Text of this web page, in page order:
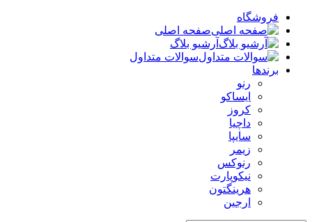
فروشگاه
صفحه اصلی
آرشیو بلاگ
سوالات متداول
برندها
رنو
ایساکو
کروز
داچیا
سایپا
زیمر
رنوکس
نیکوپارت
هرینگتون
ارجین